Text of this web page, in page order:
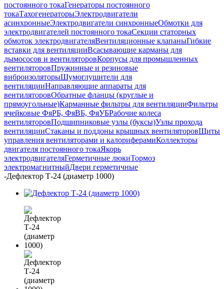
постоянного токаГенераторы постоянного
токаТахогенераторыЭлектродвигатели
асинхронныеЭлектродвигатели синхронныеОбмотки для
электродвигателей постоянного токаСекции статорных
обмоток электродвигателяВентиляционные клапаныГибкие
вставки для вентиляцииВсасывающие карманы для
дымососов и вентиляторовКорпусы для промышленных
вентиляторовПружинные и резиновые
виброизоляторыШумоглушители для
вентиляцииНаправляющие аппараты для
вентиляторовОбратные фланцы (круглые и
прямоугольные)Карманные фильтры для вентиляцииФильтры
ячейковые ФяРБ, ФяВБ, ФяУБРабочие колеса
вентиляторовПодшипниковые узлы (буксы)Узлы прохода
вентиляцииСтаканы и поддоны крышных вентиляторовЩиты
управления вентиляторами и калориферамиКоллекторы
двигателя постоянного токаЯкорь
электродвигателяГерметичные люкиТормоз
электромагнитныйДвери герметичные
-Дефлектор Т-24 (диаметр 1000)